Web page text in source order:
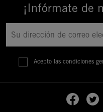
¡Infórmate de
Acepto las condiciones